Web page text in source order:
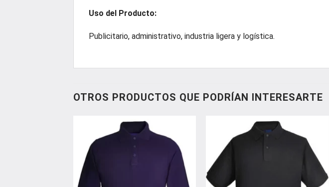
Uso del Producto:
Publicitario, administrativo, industria ligera y logística.
OTROS PRODUCTOS QUE PODRÍAN INTERESARTE